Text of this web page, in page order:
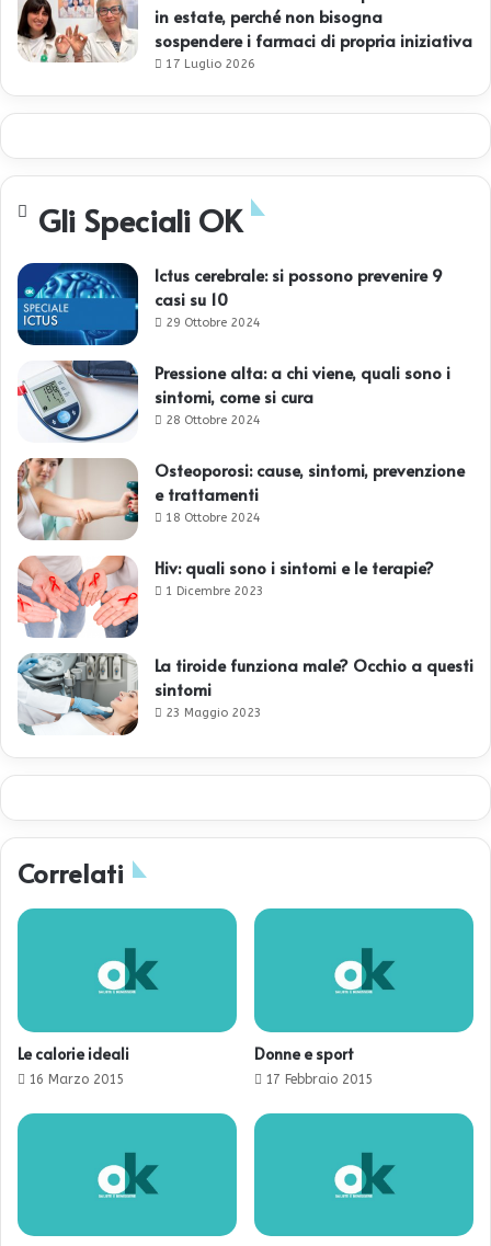
in estate, perché non bisogna
sospendere i farmaci di propria iniziativa
17 Luglio 2026
Gli Speciali OK
Ictus cerebrale: si possono prevenire 9
casi su 10
29 Ottobre 2024
Pressione alta: a chi viene, quali sono i
sintomi, come si cura
28 Ottobre 2024
Osteoporosi: cause, sintomi, prevenzione
e trattamenti
18 Ottobre 2024
Hiv: quali sono i sintomi e le terapie?
1 Dicembre 2023
La tiroide funziona male? Occhio a questi
sintomi
23 Maggio 2023
Correlati
Le calorie ideali
16 Marzo 2015
Donne e sport
17 Febbraio 2015